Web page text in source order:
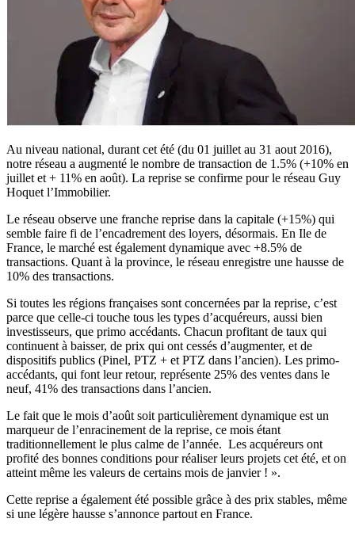
Au niveau national, durant cet été (du 01 juillet au 31 aout 2016),
notre réseau a augmenté le nombre de transaction de 1.5% (+10% en
juillet et + 11% en août). La reprise se confirme pour le réseau Guy
Hoquet l’Immobilier.
Le réseau observe une franche reprise dans la capitale (+15%) qui
semble faire fi de l’encadrement des loyers, désormais. En Ile de
France, le marché est également dynamique avec +8.5% de
transactions. Quant à la province, le réseau enregistre une hausse de
10% des transactions.
Si toutes les régions françaises sont concernées par la reprise, c’est
parce que celle-ci touche tous les types d’acquéreurs, aussi bien
investisseurs, que primo accédants. Chacun profitant de taux qui
continuent à baisser, de prix qui ont cessés d’augmenter, et de
dispositifs publics (Pinel, PTZ + et PTZ dans l’ancien). Les primo-
accédants, qui font leur retour, représente 25% des ventes dans le
neuf, 41% des transactions dans l’ancien.
Le fait que le mois d’août soit particulièrement dynamique est un
marqueur de l’enracinement de la reprise, ce mois étant
traditionnellement le plus calme de l’année. Les acquéreurs ont
profité des bonnes conditions pour réaliser leurs projets cet été, et on
atteint même les valeurs de certains mois de janvier ! ».
Cette reprise a également été possible grâce à des prix stables, même
si une légère hausse s’annonce partout en France.